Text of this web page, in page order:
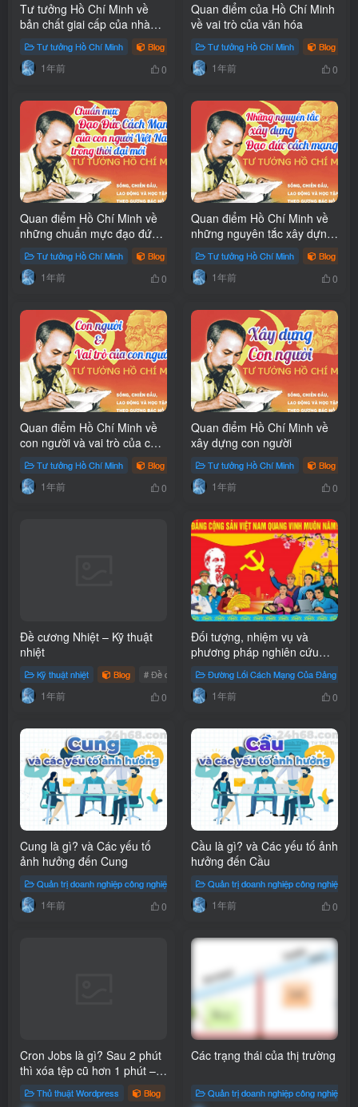
Tư tưởng Hồ Chí Minh về
bản chất giai cấp của nhà
nướcTư tưởng Hồ Chí Minh Blog
1年前 0
Quan điểm của Hồ Chí Minh
về vai trò của văn hóa
Tư tưởng Hồ Chí Minh Blog
1年前 0
Quan điểm Hồ Chí Minh về
những chuẩn mực đạo đức
cách mạng của con người
Việt Nam trong thời đại mới
Tư tưởng Hồ Chí Minh Blog
1年前 0
Quan điểm Hồ Chí Minh về
những nguyên tắc xây dựng
đạo đức cách mạng
Tư tưởng Hồ Chí Minh Blog
1年前 0
Quan điểm Hồ Chí Minh về
con người và vai trò của con
ngườiTư tưởng Hồ Chí Minh Blog
1年前 0
Quan điểm Hồ Chí Minh về
xây dựng con người
Tư tưởng Hồ Chí Minh Blog
1年前 0
Đề cương Nhiệt – Kỹ thuật
nhiệt
Kỹ thuật nhiệt Blog # Đề cương
1年前 0
Đối tượng, nhiệm vụ và
phương pháp nghiên cứu
môn đường lối Cách mạng
của Đảng Cộng sản Việt
Nam
Đường Lối Cách Mạng Của Đảng
1年前 0
Cung là gì? và Các yếu tố
ảnh hưởng đến Cung
Quản trị doanh nghiệp công nghiệp Blog # Quy luật cung cầu # Cung là
1年前 0
Cầu là gì? và Các yếu tố ảnh
hưởng đến Cầu
Quản trị doanh nghiệp công nghiệp
1年前 0
Cron Jobs là gì? Sau 2 phút
thì xóa tệp cũ hơn 1 phút –
CronJob
Thủ thuật Wordpress Blog # lunix
Các trạng thái của thị trường
Quản trị doanh nghiệp công nghiệp